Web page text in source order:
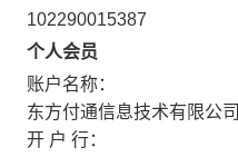
102290015387
个人会员
账户名称：
东方付通信息技术有限公司
开 户 行：